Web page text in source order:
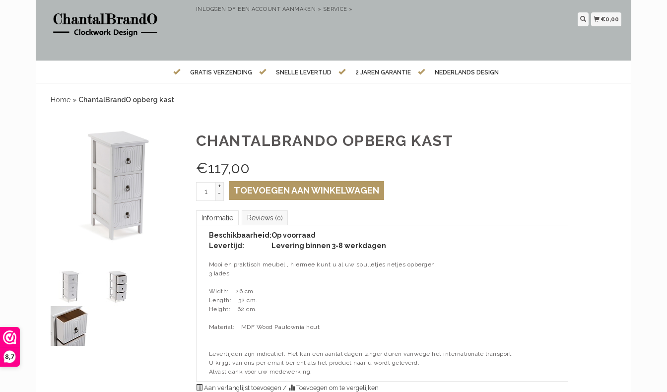
8,7
INLOGGEN OF EEN ACCOUNT AANMAKEN » SERVICE »
€0,00
GRATIS VERZENDING SNELLE LEVERTIJD 2 JAREN GARANTIE NEDERLANDS DESIGN
Home » ChantalBrandO opberg kast
CHANTALBRANDO OPBERG KAST
€117,00
+
-
TOEVOEGEN AAN WINKELWAGEN
Informatie Reviews (0)
Beschikbaarheid:Op voorraad
Levertijd:
Levering binnen 3-8 werkdagen
Mooi en praktisch meubel , hiermee kunt u al uw spulletjes netjes opbergen.
3 lades
Width:
26 cm.
Length:
32 cm.
Height:
62 cm.
Material: MDF Wood Paulownia hout
Levertijden zijn indicatief. Het kan een aantal dagen langer duren vanwege het internationale transport.
U krijgt van ons per email bericht als het product naar u wordt geleverd.
Alvast dank voor uw medewerking.
Aan verlanglijst toevoegen / Toevoegen om te vergelijken